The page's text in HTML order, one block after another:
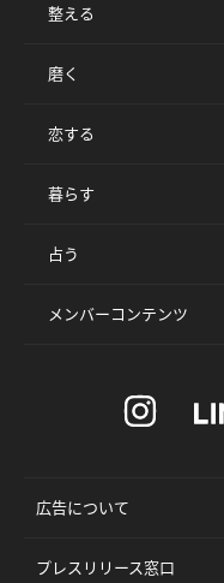
整える
磨く
恋する
暮らす
占う
メンバーコンテンツ
広告について
プレスリリース窓口